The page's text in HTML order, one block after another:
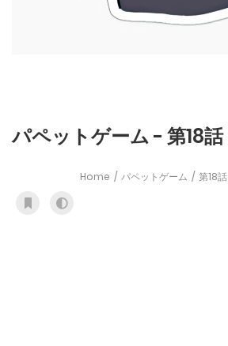
パペットゲーム - 第18話
Home パペットゲーム 第18話